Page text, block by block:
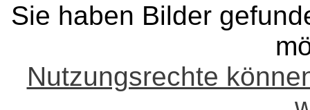
Sie haben Bilder
Nutzungsrechte